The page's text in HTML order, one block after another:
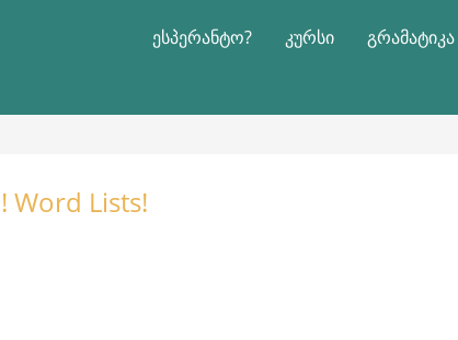
ესპერანტო? კურსი გრამატიკა
Word Lists!